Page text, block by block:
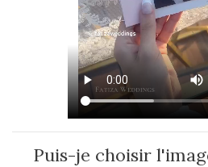
Puis-je choisir